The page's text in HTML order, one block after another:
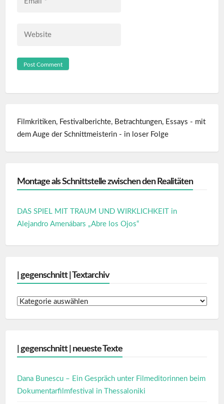
Filmkritiken, Festivalberichte, Betrachtungen, Essays - mit
dem Auge der Schnittmeisterin - in loser Folge
Montage als Schnittstelle zwischen den Realitäten
DAS SPIEL MIT TRAUM UND WIRKLICHKEIT in
Alejandro Amenábars „Abre los Ojos“
| gegenschnitt | Textarchiv
| gegenschnitt | neueste Texte
Dana Bunescu – Ein Gespräch unter Filmeditorinnen beim
Dokumentarfilmfestival in Thessaloniki